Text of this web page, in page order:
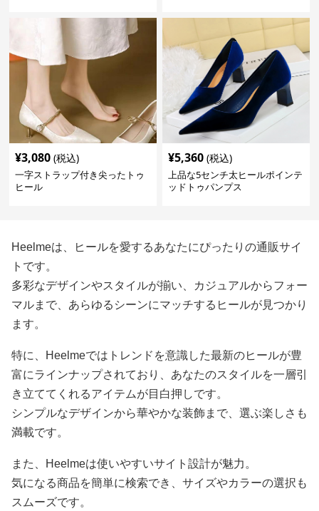
¥3,080 (税込)
一字ストラップ付き尖ったトゥ
ヒール
¥5,360 (税込)
上品な5センチ太ヒールポインテ
ッドトゥパンプス
Heelmeは、ヒールを愛するあなたにぴったりの通販サイ
トです。
多彩なデザインやスタイルが揃い、カジュアルからフォー
マルまで、あらゆるシーンにマッチするヒールが見つかり
ます。
特に、Heelmeではトレンドを意識した最新のヒールが豊
富にラインナップされており、あなたのスタイルを一層引
き立ててくれるアイテムが目白押しです。
シンプルなデザインから華やかな装飾まで、選ぶ楽しさも
満載です。
また、Heelmeは使いやすいサイト設計が魅力。
気になる商品を簡単に検索でき、サイズやカラーの選択も
スムーズです。